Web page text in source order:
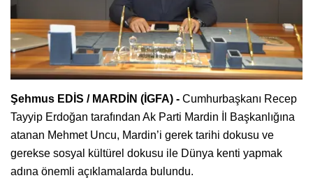
Şehmus EDİS / MARDİN (İGFA) - Cumhurbaşkanı Recep
Tayyip Erdoğan tarafından Ak Parti Mardin İl Başkanlığına
atanan Mehmet Uncu, Mardin’i gerek tarihi dokusu ve
gerekse sosyal kültürel dokusu ile Dünya kenti yapmak
adına önemli açıklamalarda bulundu.